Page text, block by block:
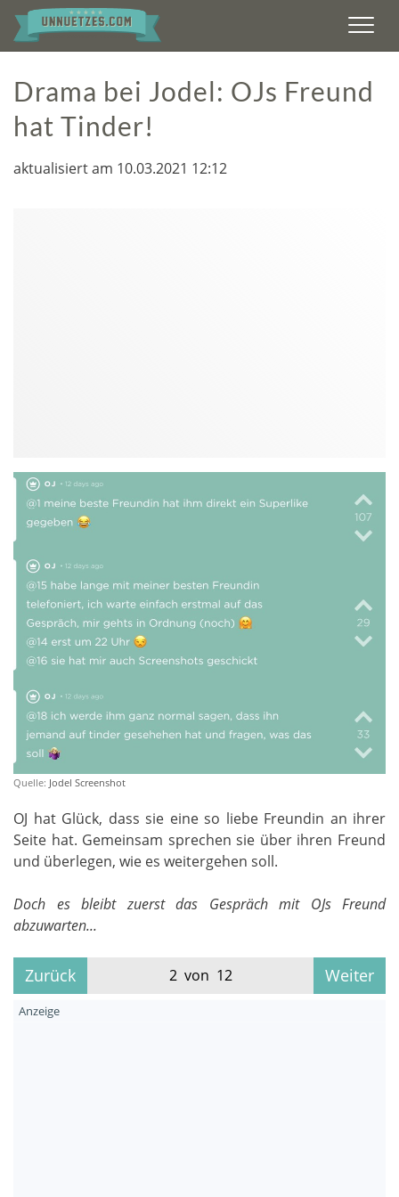
Drama bei Jodel: OJs Freund
hat Tinder!
aktualisiert am 10.03.2021 12:12
Quelle: Jodel Screenshot
OJ hat Glück, dass sie eine so liebe Freundin an ihrer
Seite hat. Gemeinsam sprechen sie über ihren Freund
und überlegen, wie es weitergehen soll.
Doch es bleibt zuerst das Gespräch mit OJs Freund
abzuwarten...
Zurück 2 von 12 Weiter